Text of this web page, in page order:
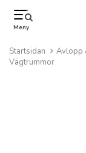
Meny
Startsidan Avlopp
Vägtrummor